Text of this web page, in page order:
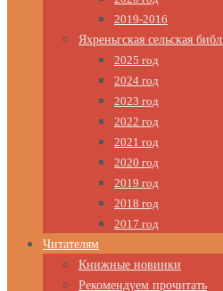
2019-2016
Яхреньгская сельская
2025 год
2024 год
2023 год
2022 год
2021 год
2020 год
2019 год
2018 год
2017 год
Читателям
Книжные новинки
Рекомендуем прочитать